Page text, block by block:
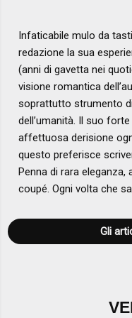
Infaticabile mulo da
redazione la sua
(anni di gavetta nei
visione romantica
soprattutto strumento
dell’umanità. Il suo
affettuosa derisione
questo preferisce
Penna di rara eleganza,
coupé. Ogni volta che
Gli